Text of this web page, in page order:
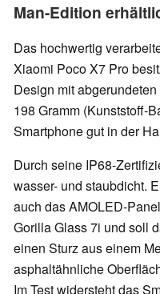
Man-Edition
Das hochwertig
Xiaomi Poco X7 Pro
Design mit
198 Gramm (Kunststoff-
Smartphone gut in der
Durch seine IP68-
wasser- und staubdicht.
auch das AMOLED-
Gorilla Glass 7i und soll
einen Sturz aus einem
asphaltähnliche
Im Test widersteht das